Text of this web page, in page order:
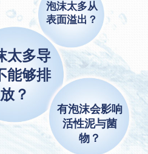
泡沫太多从
表面溢出？
太多导
能够排
放？
有泡沫会影响
活性泥与菌
物？